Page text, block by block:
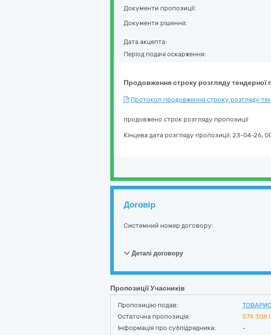
Документи пропозиції:
Документи рішення:
Дата акцепта:
Період подачі оскарження:
Продовження строку розгляду тендерної
Протокол продовження строку розгляду
продовжено строк розгляду пропозиції
Кінцева дата розгляду пропозиції: 23-04-26,
Договір
Системний номер договору:
Деталі договору
Пропозиції Учасників
Пропозицію подав:
Остаточна пропозиція:
579 308
Інформація про субпідрядника:
-